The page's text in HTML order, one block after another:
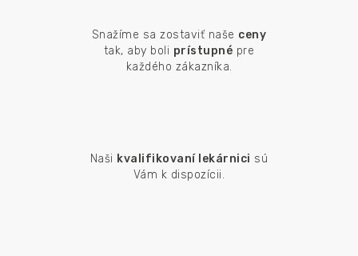
Snažíme sa zostaviť naše ceny
tak, aby boli prístupné pre
každého zákazníka.
Naši kvalifikovaní lekárnici sú
Vám k dispozícii.